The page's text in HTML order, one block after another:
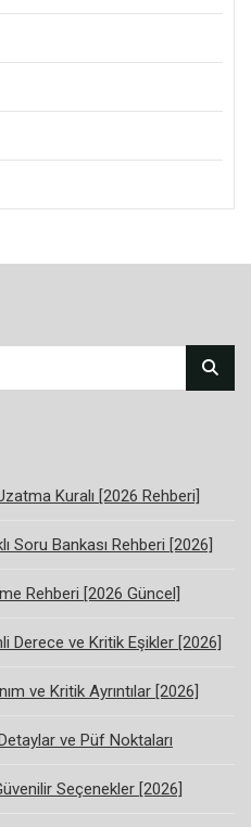
Kuralı [2026 Rehberi]
Soru Bankası Rehberi [2026]
Rehberi [2026 Güncel]
Derece ve Kritik Eşikler [2026]
ve Kritik Ayrıntılar [2026]
ve Püf Noktaları
Seçenekler [2026]